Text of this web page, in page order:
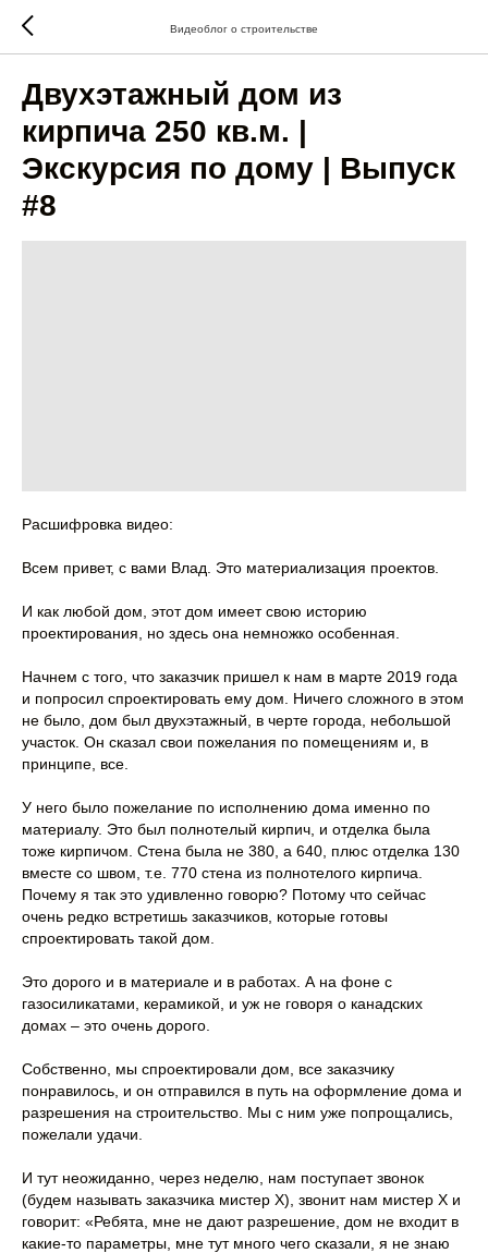
Видеоблог о строительстве
Двухэтажный дом из
кирпича 250 кв.м. |
Экскурсия по дому | Выпуск
#8
Расшифровка видео:
Всем привет, с вами Влад. Это материализация проектов.
И как любой дом, этот дом имеет свою историю
проектирования, но здесь она немножко особенная.
Начнем с того, что заказчик пришел к нам в марте 2019 года
и попросил спроектировать ему дом. Ничего сложного в этом
не было, дом был двухэтажный, в черте города, небольшой
участок. Он сказал свои пожелания по помещениям и, в
принципе, все.
У него было пожелание по исполнению дома именно по
материалу. Это был полнотелый кирпич, и отделка была
тоже кирпичом. Стена была не 380, а 640, плюс отделка 130
вместе со швом, т.е. 770 стена из полнотелого кирпича.
Почему я так это удивленно говорю? Потому что сейчас
очень редко встретишь заказчиков, которые готовы
спроектировать такой дом.
Это дорого и в материале и в работах. А на фоне с
газосиликатами, керамикой, и уж не говоря о канадских
домах – это очень дорого.
Собственно, мы спроектировали дом, все заказчику
понравилось, и он отправился в путь на оформление дома и
разрешения на строительство. Мы с ним уже попрощались,
пожелали удачи.
И тут неожиданно, через неделю, нам поступает звонок
(будем называть заказчика мистер Х), звонит нам мистер Х и
говорит: «Ребята, мне не дают разрешение, дом не входит в
какие-то параметры, мне тут много чего сказали, я не знаю